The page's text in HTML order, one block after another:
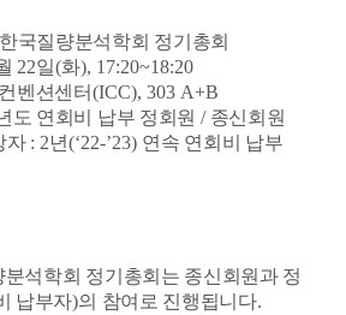
국질량분석학회 정기총회
22일(화), 17:20~18:20
벤션센터(ICC), 303 A+B
도 연회비 납부 정회원 / 종신회원
자 : 2년(‘22-’23) 연속 연회비 납부
분석학회 정기총회는 종신회원과 정
납부자)의 참여로 진행됩니다.